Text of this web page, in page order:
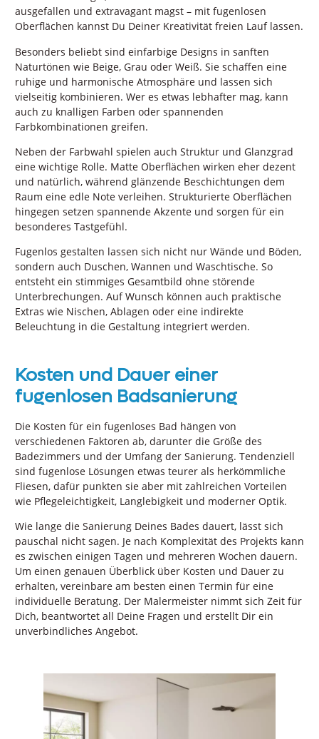
ausgefallen und extravagant magst – mit fugenlosen
Oberflächen kannst Du Deiner Kreativität freien Lauf lassen.
Besonders beliebt sind einfarbige Designs in sanften
Naturtönen wie Beige, Grau oder Weiß. Sie schaffen eine
ruhige und harmonische Atmosphäre und lassen sich
vielseitig kombinieren. Wer es etwas lebhafter mag, kann
auch zu knalligen Farben oder spannenden
Farbkombinationen greifen.
Neben der Farbwahl spielen auch Struktur und Glanzgrad
eine wichtige Rolle. Matte Oberflächen wirken eher dezent
und natürlich, während glänzende Beschichtungen dem
Raum eine edle Note verleihen. Strukturierte Oberflächen
hingegen setzen spannende Akzente und sorgen für ein
besonderes Tastgefühl.
Fugenlos gestalten lassen sich nicht nur Wände und Böden,
sondern auch Duschen, Wannen und Waschtische. So
entsteht ein stimmiges Gesamtbild ohne störende
Unterbrechungen. Auf Wunsch können auch praktische
Extras wie Nischen, Ablagen oder eine indirekte
Beleuchtung in die Gestaltung integriert werden.
Kosten und Dauer einer
fugenlosen Badsanierung
Die Kosten für ein fugenloses Bad hängen von
verschiedenen Faktoren ab, darunter die Größe des
Badezimmers und der Umfang der Sanierung. Tendenziell
sind fugenlose Lösungen etwas teurer als herkömmliche
Fliesen, dafür punkten sie aber mit zahlreichen Vorteilen
wie Pflegeleichtigkeit, Langlebigkeit und moderner Optik.
Wie lange die Sanierung Deines Bades dauert, lässt sich
pauschal nicht sagen. Je nach Komplexität des Projekts kann
es zwischen einigen Tagen und mehreren Wochen dauern.
Um einen genauen Überblick über Kosten und Dauer zu
erhalten, vereinbare am besten einen Termin für eine
individuelle Beratung. Der Malermeister nimmt sich Zeit für
Dich, beantwortet all Deine Fragen und erstellt Dir ein
unverbindliches Angebot.